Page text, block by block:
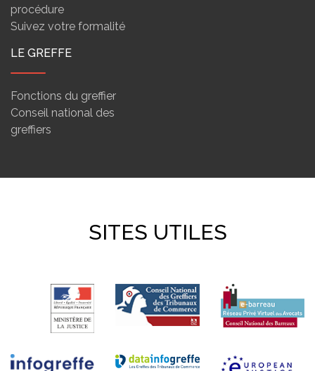
procédure
Suivez votre formalité
LE GREFFE
Fonctions du greffier
Conseil national des
greffiers
SITES UTILES